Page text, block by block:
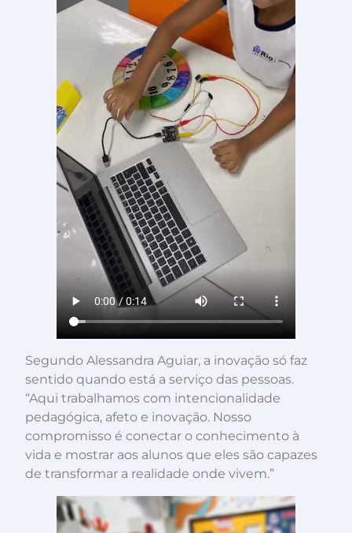
Segundo Alessandra Aguiar, a inovação só faz
sentido quando está a serviço das pessoas.
“Aqui trabalhamos com intencionalidade
pedagógica, afeto e inovação. Nosso
compromisso é conectar o conhecimento à
vida e mostrar aos alunos que eles são capazes
de transformar a realidade onde vivem.”